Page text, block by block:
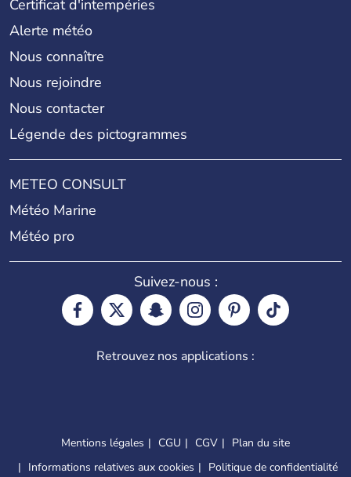
Certificat d'intempéries
Alerte météo
Nous connaître
Nous rejoindre
Nous contacter
Légende des pictogrammes
METEO CONSULT
Météo Marine
Météo pro
Suivez-nous :
Retrouvez nos applications :
Mentions légales CGU CGV
Plan du site
Informations relatives aux cookies
Politique de confidentialité